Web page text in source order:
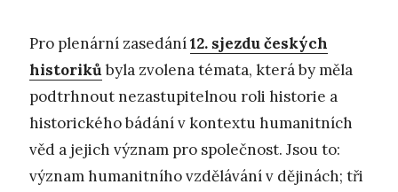
Pro plenární zasedání12. sjezdu českých
historikůbyla zvolena témata, která by měla
podtrhnout nezastupitelnou roli historie a
historického bádání v kontextu humanitních
věd a jejich význam pro společnost. Jsou to:
význam humanitního vzdělávání v dějinách; tři